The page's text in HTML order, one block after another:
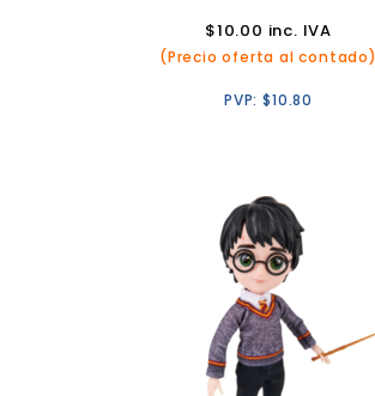
$10.00 inc. IVA
(Precio oferta al contado)
PVP:$10.80